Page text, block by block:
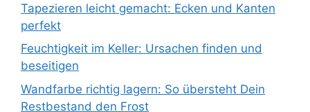
Tapezieren leicht gemacht: Ecken und Kanten
perfekt
Feuchtigkeit im Keller: Ursachen finden und
beseitigen
Wandfarbe richtig lagern: So übersteht Dein
Restbestand den Frost